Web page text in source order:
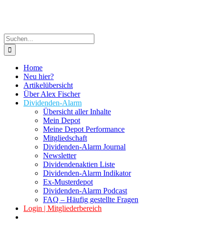
Suche
nach:
Home
Neu hier?
Artikelübersicht
Über Alex Fischer
Dividenden-Alarm
Übersicht aller Inhalte
Mein Depot
Meine Depot Performance
Mitgliedschaft
Dividenden-Alarm Journal
Newsletter
Dividendenaktien Liste
Dividenden-Alarm Indikator
Ex-Musterdepot
Dividenden-Alarm Podcast
FAQ – Häufig gestellte Fragen
Login | Mitgliederbereich